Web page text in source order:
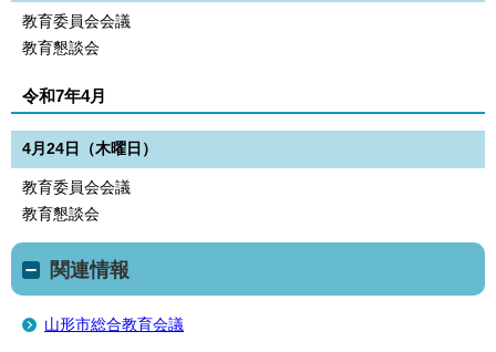
教育委員会会議
教育懇談会
令和7年4月
4月24日（木曜日）
教育委員会会議
教育懇談会
関連情報
山形市総合教育会議